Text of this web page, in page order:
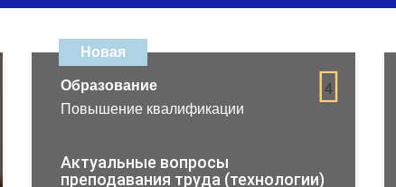
Новая
4
Образование
Повышение квалификации
Актуальные вопросы
преподавания труда (технологии)